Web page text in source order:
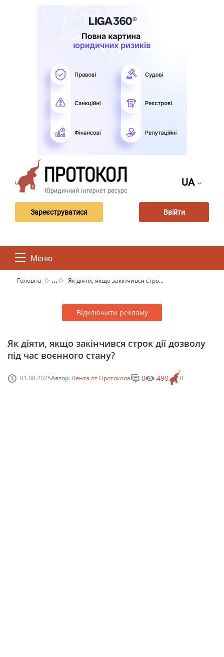
UA
Зареєструватися Ввійти
Меню
Головна ... Як діяти, якщо закінчився стро...
Відключити рекламу
Як діяти, якщо закінчився строк дії дозволу
під час воєнного стану?
01.08.2025Автор:Лента от Протокола 0
0 490